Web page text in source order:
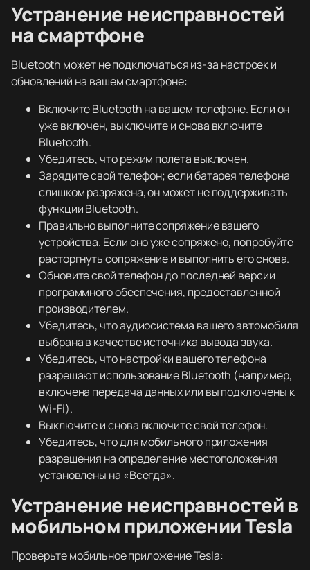
Устранение неисправностей
на смартфоне
Bluetooth может не подключаться из-за настроек и
обновлений на вашем смартфоне:
Включите Bluetooth на вашем телефоне. Если он
уже включен, выключите и снова включите
Bluetooth.
Убедитесь, что режим полета выключен.
Зарядите свой телефон; если батарея телефона
слишком разряжена, он может не поддерживать
функции Bluetooth.
Правильно выполните сопряжение вашего
устройства. Если оно уже сопряжено, попробуйте
расторгнуть сопряжение и выполнить его снова.
Обновите свой телефон до последней версии
программного обеспечения, предоставленной
производителем.
Убедитесь, что аудиосистема вашего автомобиля
выбрана в качестве источника вывода звука.
Убедитесь, что настройки вашего телефона
разрешают использование Bluetooth (например,
включена передача данных или вы подключены к
Wi-Fi).
Выключите и снова включите свой телефон.
Убедитесь, что для мобильного приложения
разрешения на определение местоположения
установлены на «Всегда».
Устранение неисправностей в
мобильном приложении Tesla
Проверьте мобильное приложение Tesla: